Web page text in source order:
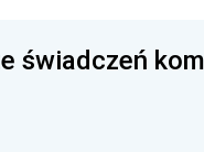
świadczeń